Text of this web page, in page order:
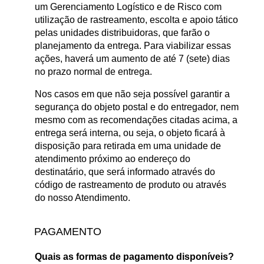
um Gerenciamento Logístico e de Risco com
utilização de rastreamento, escolta e apoio tático
pelas unidades distribuidoras, que farão o
planejamento da entrega. Para viabilizar essas
ações, haverá um aumento de até 7 (sete) dias
no prazo normal de entrega.
Nos casos em que não seja possível garantir a
segurança do objeto postal e do entregador, nem
mesmo com as recomendações citadas acima, a
entrega será interna, ou seja, o objeto ficará à
disposição para retirada em uma unidade de
atendimento próximo ao endereço do
destinatário, que será informado através do
código de rastreamento de produto ou através
do nosso Atendimento.
PAGAMENTO
Quais as formas de pagamento disponíveis?